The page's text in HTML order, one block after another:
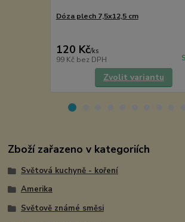
Dóza plech 7,5x12,5 cm
120 Kč/ks
99 Kč bez DPH
Zvolit variantu
Zboží zařazeno v kategoriích
Světová kuchyně - koření
Amerika
Světově známé směsi